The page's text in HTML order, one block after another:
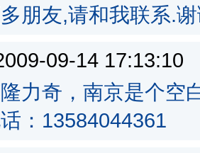
朋友,请和我联系.
09-14
力奇，南京是个空
：13584044361